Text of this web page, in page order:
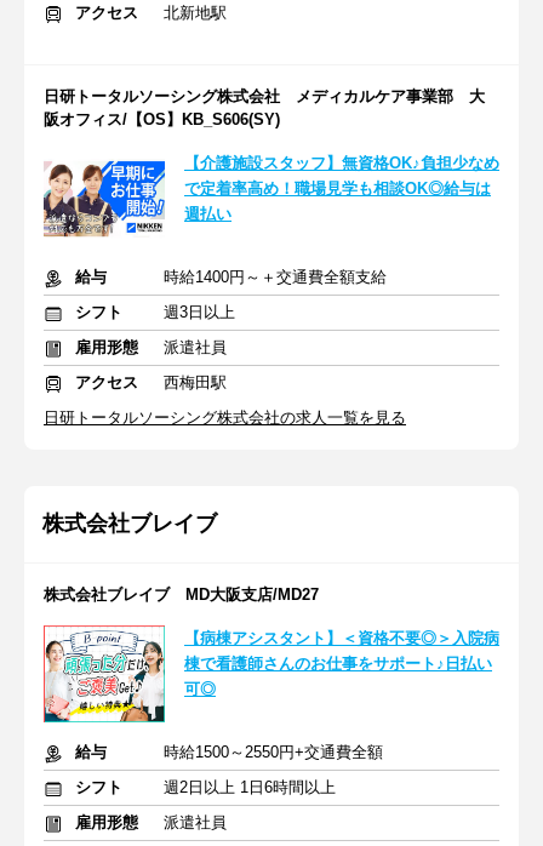
アクセス
北新地駅
日研トータルソーシング株式会社 メディカルケア事業部 大
阪オフィス/【OS】KB_S606(SY)
【介護施設スタッフ】無資格OK♪負担少なめ
で定着率高め！職場見学も相談OK◎給与は
週払い
給与
時給1400円～＋交通費全額支給
シフト
週3日以上
雇用形態
派遣社員
アクセス
西梅田駅
日研トータルソーシング株式会社の求人一覧を見る
株式会社ブレイブ
株式会社ブレイブ MD大阪支店/MD27
【病棟アシスタント】＜資格不要◎＞入院病
棟で看護師さんのお仕事をサポート♪日払い
可◎
給与
時給1500～2550円+交通費全額
シフト
週2日以上 1日6時間以上
雇用形態
派遣社員